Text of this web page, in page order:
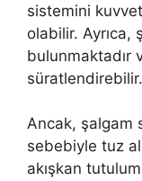
sistemini
olabilir.
bulunmaktadır
süratlendirebilir.
Ancak, şalgam
sebebiyle tuz
akışkan